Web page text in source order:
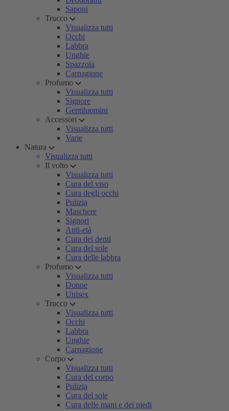
Saponi
Trucco
Visualizza tutti
Occhi
Labbra
Unghie
Spazzola
Carnagione
Profumo
Visualizza tutti
Signore
Gentiluomini
Accessori
Visualizza tutti
Varie
Natura
Visualizza tutti
Il volto
Visualizza tutti
Cura del viso
Cura degli occhi
Pulizia
Maschere
Signori
Anti-età
Cura dei denti
Cura del sole
Cura delle labbra
Profumo
Visualizza tutti
Donne
Unisex
Trucco
Visualizza tutti
Occhi
Labbra
Unghie
Carnagione
Corpo
Visualizza tutti
Cura del corpo
Pulizia
Cura del sole
Cura delle mani e dei piedi